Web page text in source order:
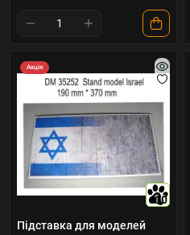
Акція
10
Підставка для моделей